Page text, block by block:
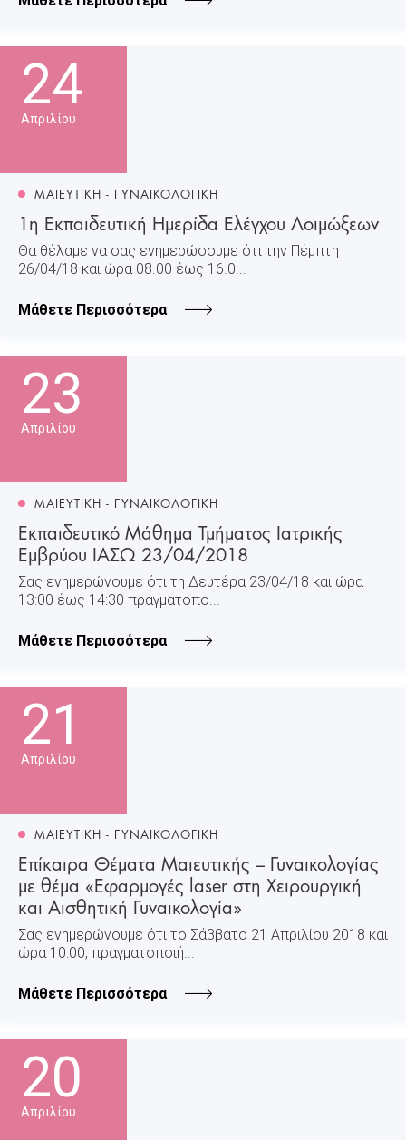
24
Απριλίου
ΜΑΙΕΥΤΙΚΗ - ΓΥΝΑΙΚΟΛΟΓΙΚΗ
1η Εκπαιδευτική Ημερίδα Ελέγχου Λοιμώξεων
Θα θέλαμε να σας ενημερώσουμε ότι την Πέμπτη
26/04/18 και ώρα 08.00 έως 16.0...
Μάθετε Περισσότερα
23
Απριλίου
ΜΑΙΕΥΤΙΚΗ - ΓΥΝΑΙΚΟΛΟΓΙΚΗ
Εκπαιδευτικό Μάθημα Τμήματος Ιατρικής
Εμβρύου ΙΑΣΩ 23/04/2018
Σας ενημερώνουμε ότι τη Δευτέρα 23/04/18 και ώρα
13:00 έως 14:30 πραγματοπο...
Μάθετε Περισσότερα
21
Απριλίου
ΜΑΙΕΥΤΙΚΗ - ΓΥΝΑΙΚΟΛΟΓΙΚΗ
Επίκαιρα Θέματα Μαιευτικής – Γυναικολογίας
με θέμα «Εφαρμογές laser στη Χειρουργική
και Αισθητική Γυναικολογία»
Σας ενημερώνουμε ότι το Σάββατο 21 Απριλίου 2018 και
ώρα 10:00, πραγματοποιή...
Μάθετε Περισσότερα
20
Απριλίου